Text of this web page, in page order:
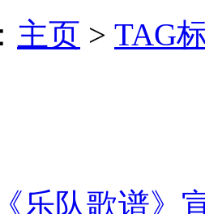
： 主页 > TAG
《乐队歌谱》